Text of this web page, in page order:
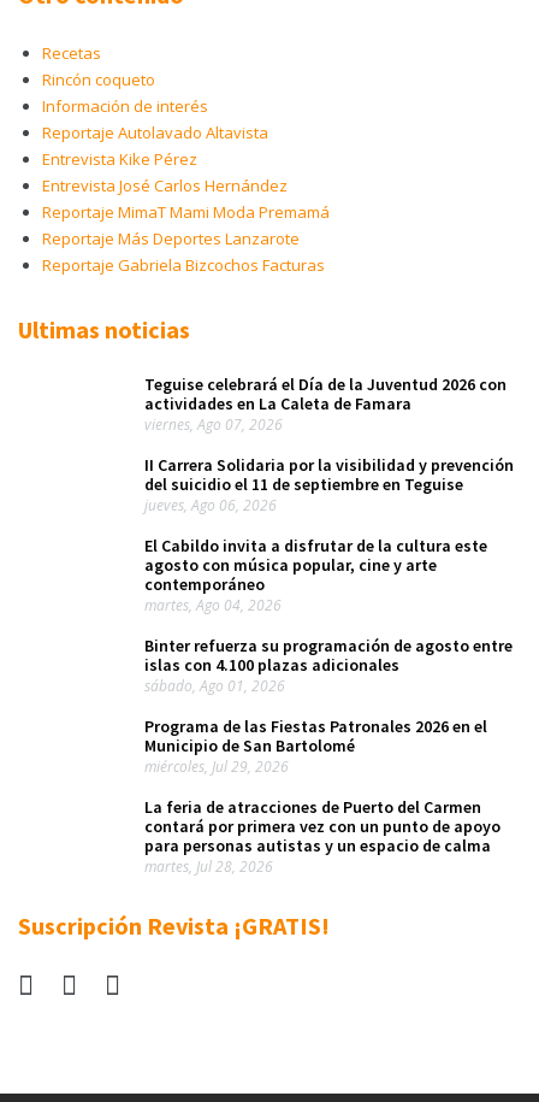
Recetas
Rincón coqueto
Información de interés
Reportaje Autolavado Altavista
Entrevista Kike Pérez
Entrevista José Carlos Hernández
Reportaje MimaT Mami Moda Premamá
Reportaje Más Deportes Lanzarote
Reportaje Gabriela Bizcochos Facturas
Ultimas noticias
Teguise celebrará el Día de la Juventud 2026 con
actividades en La Caleta de Famara
viernes, Ago 07, 2026
II Carrera Solidaria por la visibilidad y prevención
del suicidio el 11 de septiembre en Teguise
jueves, Ago 06, 2026
El Cabildo invita a disfrutar de la cultura este
agosto con música popular, cine y arte
contemporáneo
martes, Ago 04, 2026
Binter refuerza su programación de agosto entre
islas con 4.100 plazas adicionales
sábado, Ago 01, 2026
Programa de las Fiestas Patronales 2026 en el
Municipio de San Bartolomé
miércoles, Jul 29, 2026
La feria de atracciones de Puerto del Carmen
contará por primera vez con un punto de apoyo
para personas autistas y un espacio de calma
martes, Jul 28, 2026
Suscripción Revista ¡GRATIS!